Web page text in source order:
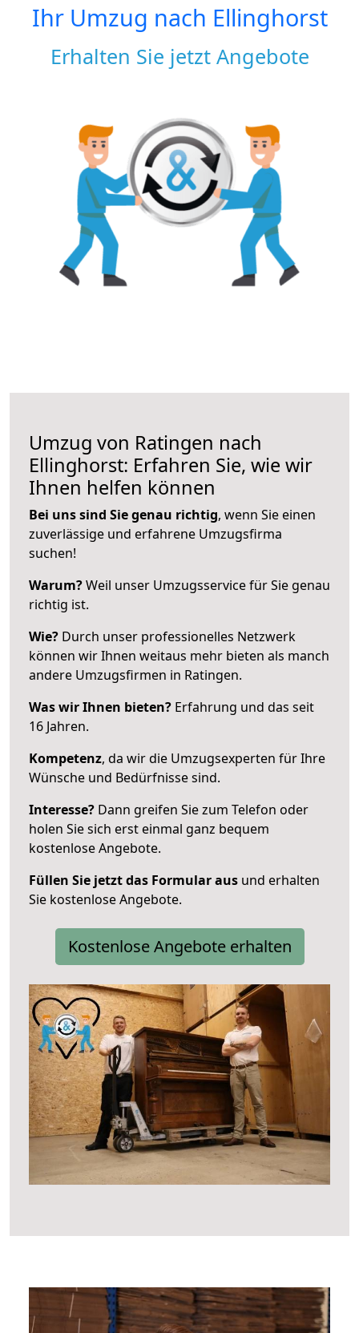
Ihr Umzug nach Ellinghorst
Erhalten Sie jetzt Angebote
Umzug von Ratingen nach
Ellinghorst: Erfahren Sie, wie wir
Ihnen helfen können
Bei uns sind Sie genau richtig, wenn Sie einen
zuverlässige und erfahrene Umzugsfirma
suchen!
Warum?Weil unser Umzugsservice für Sie genau
richtig ist.
Wie? Durch unser professionelles Netzwerk
können wir Ihnen weitaus mehr bieten als manch
andere Umzugsfirmen in Ratingen.
Was wir Ihnen bieten? Erfahrung und das seit
16 Jahren.
Kompetenz, da wir die Umzugsexperten für Ihre
Wünsche und Bedürfnisse sind.
Interesse? Dann greifen Sie zum Telefon oder
holen Sie sich erst einmal ganz bequem
kostenlose Angebote.
Füllen Sie jetzt das Formular aus und erhalten
Sie kostenlose Angebote.
Kostenlose Angebote erhalten